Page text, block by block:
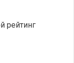
рейтинг